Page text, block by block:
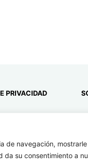
de navegación,
da su consentimiento a
PRIVACIDAD